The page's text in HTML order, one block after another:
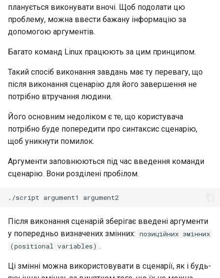
планується виконувати вночі. Щоб подолати цю
проблему, можна ввести бажану інформацію за
допомогою аргументів.
Багато команд Linux працюють за цим принципом.
Такий спосіб виконання завдань має ту перевагу, що
після виконання сценарію для його завершення не
потрібно втручання людини.
Його основним недоліком є те, що користувача
потрібно буде попередити про синтаксис сценарію,
щоб уникнути помилок.
Аргументи заповнюються під час введення команди
сценарію. Вони розділені пробілом.
./script argument1
Після виконання сценарій зберігає введені аргументи
у попередньо визначених змінних: позиційних змінних
(positional variables) .
Ці змінні можна використовувати в сценарії, як і будь-